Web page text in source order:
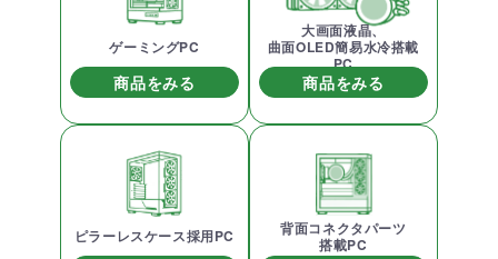
ゲーミングPC
商品をみる
大画面液晶、
曲面OLED簡易水冷搭載
PC
商品をみる
ピラーレスケース採用PC
背面コネクタパーツ
搭載PC